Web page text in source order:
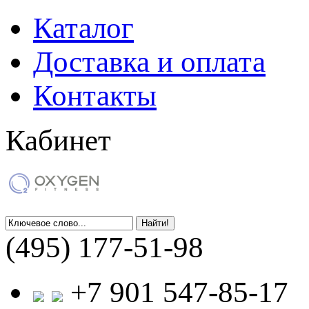
Каталог
Доставка и оплата
Контакты
Кабинет
(495) 177-51-98
+7 901 547-85-17